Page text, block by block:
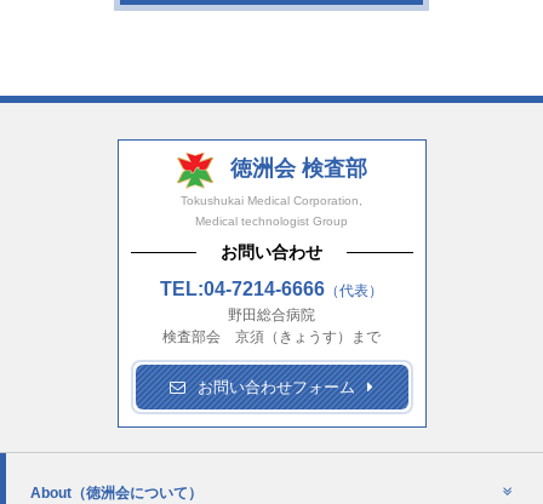
徳洲会 検査部
Tokushukai Medical Corporation,
Medical technologist Group
お問い合わせ
TEL:04-7214-6666 （代表）
野田総合病院
検査部会 京須（きょうす）まで
お問い合わせフォーム
About （徳洲会について）